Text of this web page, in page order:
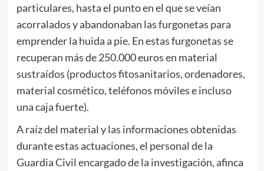
particulares, hasta el punto en el que se veían
acorralados y abandonaban las furgonetas para
emprender la huida a pie. En estas furgonetas se
recuperan más de 250.000 euros en material
sustraídos (productos fitosanitarios, ordenadores,
material cosmético, teléfonos móviles e incluso
una caja fuerte).
A raíz del material y las informaciones obtenidas
durante estas actuaciones, el personal de la
Guardia Civil encargado de la investigación, afinca